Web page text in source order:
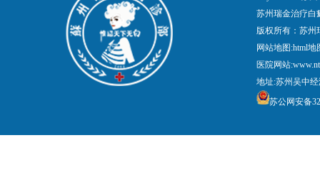
苏州瑞金治疗白
版权所有：苏
网站地图:html地
医院网站
地址:苏州吴中
苏公网安备